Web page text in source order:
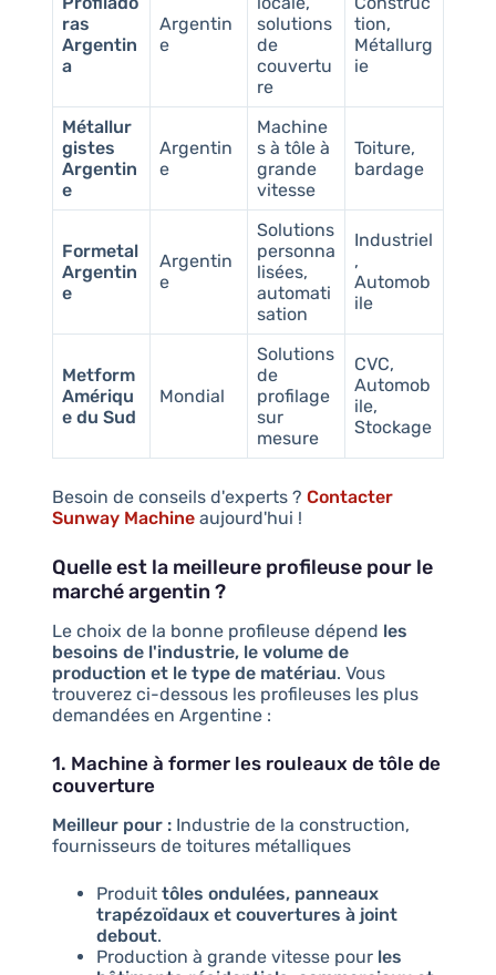
ras
Argentin
a
Argentin
e
solutions
de
couvertu
re
tion,
Métallurg
ie
Métallur
gistes
Argentin
e
Argentin
e
Machine
s à tôle à
grande
vitesse
Toiture,
bardage
Formetal
Argentin
e
Argentin
e
Solutions
personna
lisées,
automati
sation
Industriel
,
Automob
ile
Metform
Amériqu
e du Sud
Mondial
Solutions
de
profilage
sur
mesure
CVC,
Automob
ile,
Stockage
Besoin de conseils d'experts ? Contacter
Sunway Machineaujourd'hui !
Quelle est la meilleure profileuse pour le
marché argentin ?
Le choix de la bonne profileuse dépend les
besoins de l'industrie, le volume de
production et le type de matériau. Vous
trouverez ci-dessous les profileuses les plus
demandées en Argentine :
1. Machine à former les rouleaux de tôle de
couverture
Meilleur pour :Industrie de la construction,
fournisseurs de toitures métalliques
Produit tôles ondulées, panneaux
trapézoïdaux et couvertures à joint
debout.
Production à grande vitesse pour les